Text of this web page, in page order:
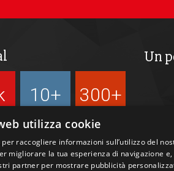
10+ 300+
Un
utilizza cookie
raccogliere informazioni sull’utilizzo del
migliorare la tua esperienza di navigazione
partner per mostrare pubblicità